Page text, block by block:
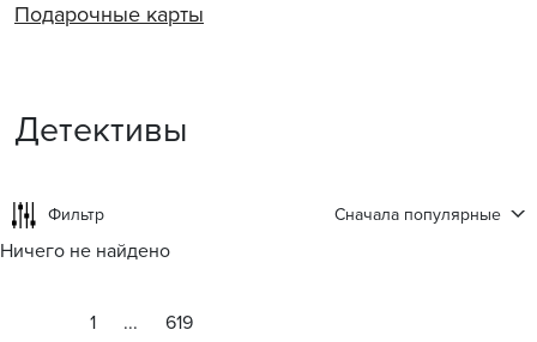
Подарочные карты
Детективы
Фильтр Сначала популярные
Ничего не найдено
1 ... 619